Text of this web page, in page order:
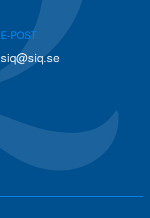
E-POST
siq@siq.se